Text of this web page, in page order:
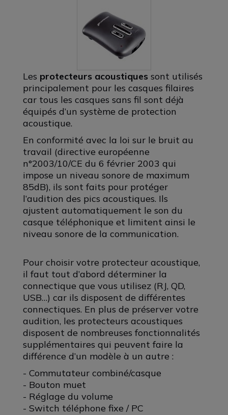
Les protecteurs acoustiques sont utilisés
principalement pour les casques filaires
car tous les casques sans fil sont déjà
équipés d’un système de protection
acoustique.
En conformité avec la loi sur le bruit au
travail (directive européenne
n°2003/10/CE du 6 février 2003 qui
impose un niveau sonore de maximum
85dB), ils sont faits pour protéger
l’audition des pics acoustiques. Ils
ajustent automatiquement le son du
casque téléphonique et limitent ainsi le
niveau sonore de la communication.
Pour choisir votre protecteur acoustique,
il faut tout d’abord déterminer la
connectique que vous utilisez (RJ, QD,
USB…) car ils disposent de différentes
connectiques. En plus de préserver votre
audition, les protecteurs acoustiques
disposent de nombreuses fonctionnalités
supplémentaires qui peuvent faire la
différence d’un modèle à un autre :
- Commutateur combiné/casque
- Bouton muet
- Réglage du volume
- Switch téléphone fixe / PC